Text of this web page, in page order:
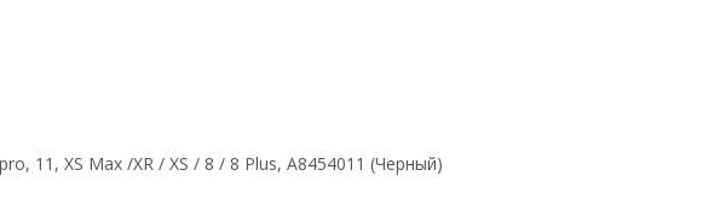
11, XS Max /XR / XS / 8 / 8 Plus, A8454011 (Черный)